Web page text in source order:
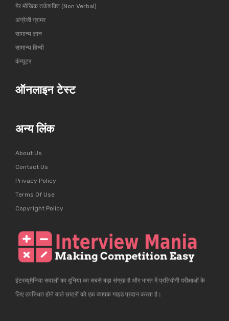
गैर मौखिक तर्कशक्ति (Non Verbal)
अंग्रेजी ग्रामर
सामान्य ज्ञान
सामान्य हिन्दी
कंप्यूटर
ऑनलाइन टेस्ट
अन्य लिंक
About Us
Contact Us
Privacy Policy
Terms Of Use
Copyright Policy
इंटरव्यूमेनिया सवालों का दुनिया का सबसे बड़ा संग्रह है और भारत में प्रतियोगी परीक्षाओं के
लिए उपस्थित होने वाले छात्रों को एक व्यापक गाइड प्रदान करता है।